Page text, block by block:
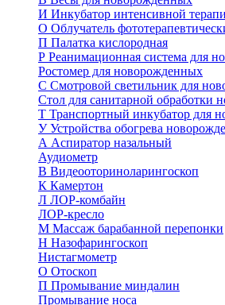
И Инкубатор интенсивной
О Облучатель
П Палатка кислородная
Р Реанимационная система для
Ростомер для новорожденных
С Смотровой светильник для
Стол для санитарной обработки
Т Транспортный инкубатор для
УУстройства обогрева
А Аспиратор назальный
Аудиометр
В Видеооториноларингоскоп
К Камертон
Л ЛОР-комбайн
ЛОР-кресло
М Массаж барабанной перепонки
Н Назофарингоскоп
Нистагмометр
О Отоскоп
П Промывание миндалин
Промывание носа